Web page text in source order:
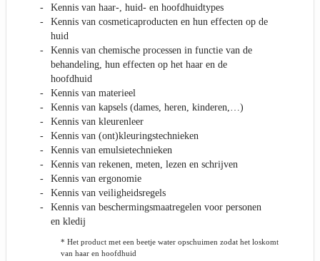
Kennis van haar-, huid- en hoofdhuidtypes
Kennis van cosmeticaproducten en hun effecten op de
huid
Kennis van chemische processen in functie van de
behandeling, hun effecten op het haar en de
hoofdhuid
Kennis van materieel
Kennis van kapsels (dames, heren, kinderen,…)
Kennis van kleurenleer
Kennis van (ont)kleuringstechnieken
Kennis van emulsietechnieken
Kennis van rekenen, meten, lezen en schrijven
Kennis van ergonomie
Kennis van veiligheidsregels
Kennis van beschermingsmaatregelen voor personen
en kledij
* Het product met een beetje water opschuimen zodat het loskomt
van haar en hoofdhuid